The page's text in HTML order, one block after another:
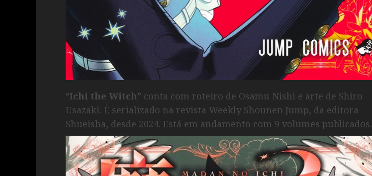
“Ichi the Witch” conta com roteiro de Osamu Nishi e arte de Shiro
Usazaki. É serializado na revista Weekly Shounen Jump, da editora
Shueisha, desde 2024. Está em andamento com 9 volumes publicados.